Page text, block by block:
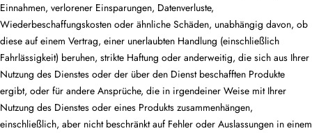
Einnahmen, verlorener Einsparungen, Datenverluste,
Wiederbeschaffungskosten oder ähnliche Schäden, unabhängig davon, ob
diese auf einem Vertrag, einer unerlaubten Handlung (einschließlich
Fahrlässigkeit) beruhen, strikte Haftung oder anderweitig, die sich aus Ihrer
Nutzung des Dienstes oder der über den Dienst beschafften Produkte
ergibt, oder für andere Ansprüche, die in irgendeiner Weise mit Ihrer
Nutzung des Dienstes oder eines Produkts zusammenhängen,
einschließlich, aber nicht beschränkt auf Fehler oder Auslassungen in einem